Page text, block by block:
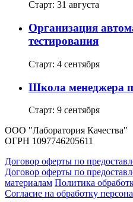
Старт: 31 августа
Организация
тестирования
Старт: 4 сентября
Школа менеджера
Старт: 9 сентября
ООО "Лаборатория Качества"
ОГРН 1097746205611
Договор оферты по
Договор оферты по
материалам Политика
Согласие на обработку